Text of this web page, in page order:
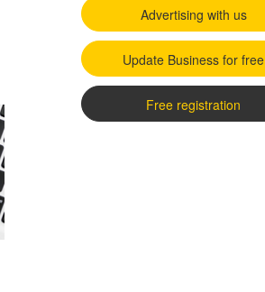
Advertising with us
Update Business for free
Free registration